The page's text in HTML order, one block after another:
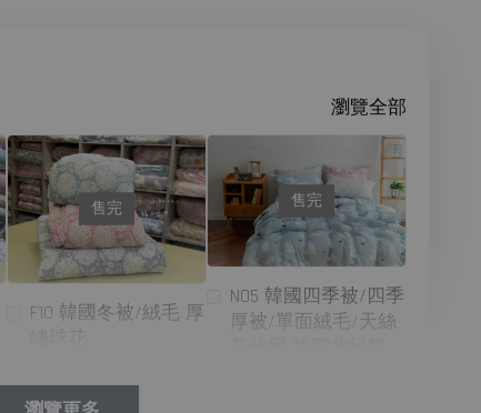
瀏覽全部
售完
F10 韓國冬被/絨毛 厚
售完
N05 韓國四季被/四季
厚被/單面絨毛/天絲